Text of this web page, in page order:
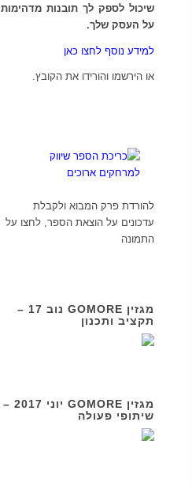
שיכול לספק לך תובנות מדהימות
על העסק שלך.
למידע נוסף לחצו כאן
או הירשמו והורידו את הקובץ.
להורדת פרק המבוא ולקבלת
עדכונים על הוצאת הספר, לחצו על
התמונה
מגזין GOMORE נוב 17 –
תקציב ותכנון
מגזין GOMORE יוני 2017 –
שיתופי פעולה